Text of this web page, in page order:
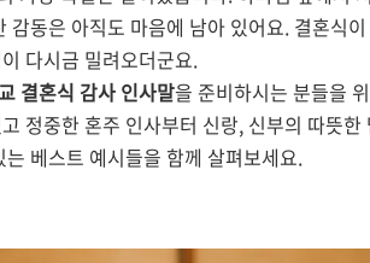
감동은 아직도 마음에 남아 있어요. 결혼식
다시금 밀려오더군요.
결혼식 감사 인사말을 준비하시는 분들을
정중한 혼주 인사부터 신랑, 신부의 따뜻
베스트 예시들을 함께 살펴보세요.